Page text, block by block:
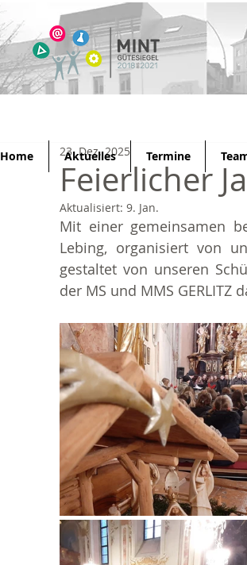
Feierlicher
23. Dez. 2025
Aktualisiert: 9. Jan.
Mit einer gemeinsamen
Lebing, organisiert von
gestaltet von unseren
der MS und MMS GERLITZ
Home Aktuelles Termine